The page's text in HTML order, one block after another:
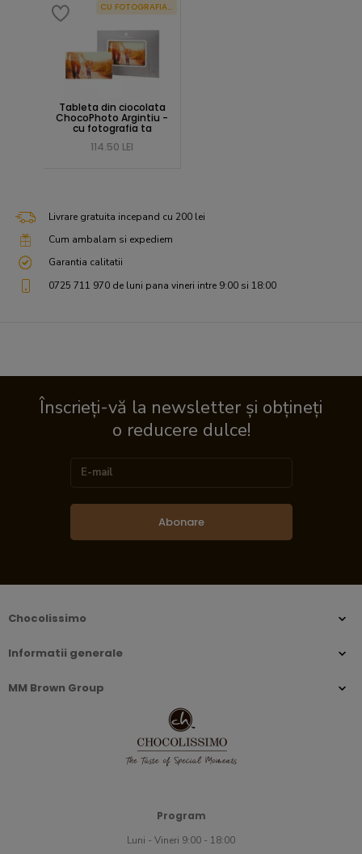
CU FOTOGRAFIA TA
Tableta din ciocolata
ChocoPhoto Argintiu -
cu fotografia ta
114.50 LEI
Livrare gratuita incepand cu 200 lei
Cum ambalam si expediem
Garantia calitatii
0725 711 970 de luni pana vineri intre 9:00 si 18:00
Înscrieți-vă la newsletter și obțineți
o reducere dulce!
Abonare
Chocolissimo
Informatii generale
MM Brown Group
Program
Luni - Vineri 9:00 - 18:00